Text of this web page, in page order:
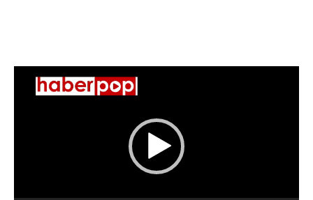
Video
oynatıcı